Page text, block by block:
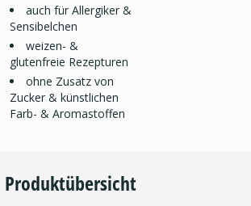
auch für Allergiker &
Sensibelchen
weizen- &
glutenfreie Rezepturen
ohne Zusatz von
Zucker & künstlichen
Farb- & Aromastoffen
Produktübersicht